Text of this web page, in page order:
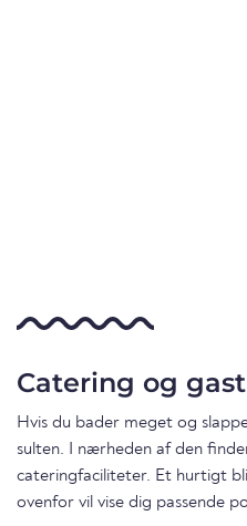
Catering og
Hvis du bader meget og
sulten. I nærheden af den
cateringfaciliteter. Et hurtigt
ovenfor vil vise dig passende